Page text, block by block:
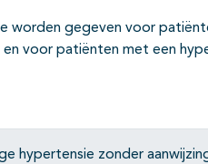
worden gegeven voor
en voor patiënten met een
hypertensie zonder